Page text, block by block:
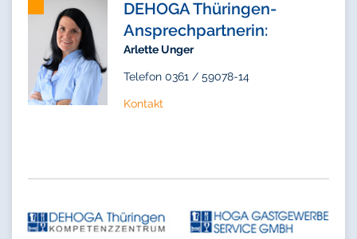
DEHOGA Thüringen-
Ansprechpartnerin:
Arlette Unger
Telefon 0361 / 59078-14
Kontakt